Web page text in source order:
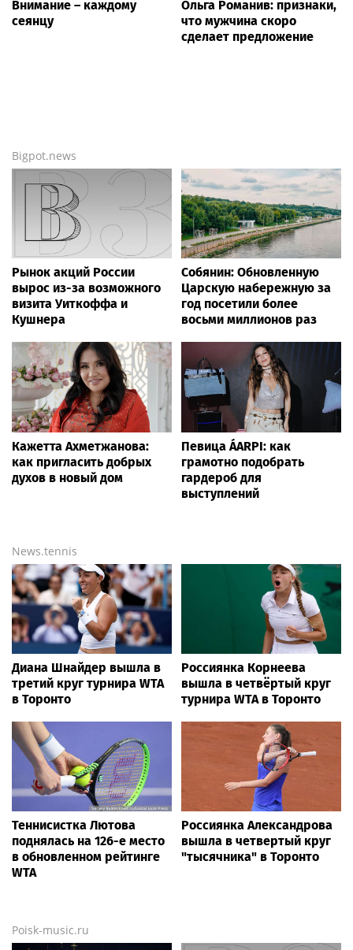
Внимание – каждому
сеянцу
Ольга Романив: признаки,
что мужчина скоро
сделает предложение
Bigpot.news
Рынок акций России
вырос из-за возможного
визита Уиткоффа и
Кушнера
Собянин: Обновленную
Царскую набережную за
год посетили более
восьми миллионов раз
Кажетта Ахметжанова:
как пригласить добрых
духов в новый дом
Певица ÁARPI: как
грамотно подобрать
гардероб для
выступлений
News.tennis
Диана Шнайдер вышла в
третий круг турнира WTA
в Торонто
Россиянка Корнеева
вышла в четвёртый круг
турнира WTA в Торонто
Теннисистка Лютова
поднялась на 126-е место
в обновленном рейтинге
WTA
Россиянка Александрова
вышла в четвертый круг
"тысячника" в Торонто
Poisk-music.ru